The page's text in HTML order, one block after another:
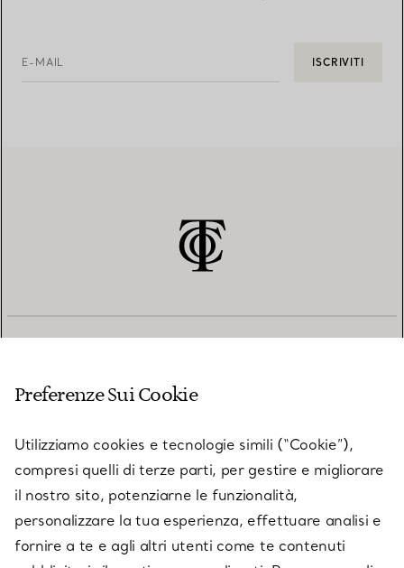
E-MAIL ISCRIVITI
SU TIFFANY & CO.
Preferenze Sui Cookie
Utilizziamo cookies e tecnologie simili (“Cookie”),
compresi quelli di terze parti, per gestire e migliorare
il nostro sito, potenziarne le funzionalità,
personalizzare la tua esperienza, effettuare analisi e
fornire a te e agli altri utenti come te contenuti